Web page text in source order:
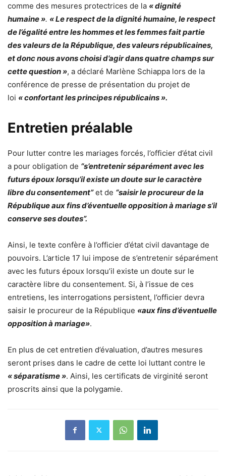
comme des mesures protectrices de la « dignité
humaine ». « Le respect de la dignité humaine, le respect
de l’égalité entre les hommes et les femmes fait partie
des valeurs de la République, des valeurs républicaines,
et donc nous avons choisi d’agir dans quatre champs sur
cette question », a déclaré Marlène Schiappa lors de la
conférence de presse de présentation du projet de
loi « confortant les principes républicains ».
Entretien préalable
Pour lutter contre les mariages forcés, l’officier d’état civil
a pour obligation de “s’entretenir séparément avec les
futurs époux lorsqu’il existe un doute sur le caractère
libre du consentement”et de “saisir le procureur de la
République aux fins d’éventuelle opposition à mariage s’il
conserve ses doutes”.
Ainsi, le texte confère à l’officier d’état civil davantage de
pouvoirs. L’article 17 lui impose de s’entretenir séparément
avec les futurs époux lorsqu’il existe un doute sur le
caractère libre du consentement. Si, à l’issue de ces
entretiens, les interrogations persistent, l’officier devra
saisir le procureur de la République «aux fins d’éventuelle
opposition à mariage».
En plus de cet entretien d’évaluation, d’autres mesures
seront prises dans le cadre de cette loi luttant contre le
« séparatisme ». Ainsi, les certificats de virginité seront
proscrits ainsi que la polygamie.